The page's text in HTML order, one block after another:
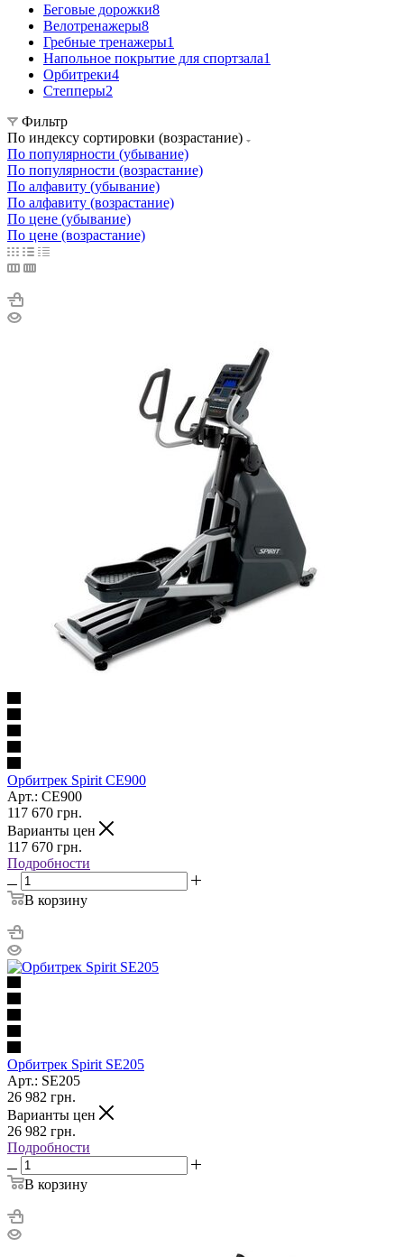
Беговые дорожки8
Велотренажеры8
Гребные тренажеры1
Напольное покрытие для спортзала1
Орбитреки4
Степперы2
Фильтр
По индексу сортировки (возрастание)
По популярности (убывание)
По популярности (возрастание)
По алфавиту (убывание)
По алфавиту (возрастание)
По цене (убывание)
По цене (возрастание)
Орбитрек Spirit CE900
Арт.: CE900
117 670 грн.
Варианты цен
117 670 грн.
Подробности
В корзину
Орбитрек Spirit SE205
Арт.: SE205
26 982 грн.
Варианты цен
26 982 грн.
Подробности
В корзину